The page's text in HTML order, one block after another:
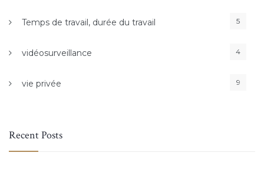
Temps de travail, durée du travail 5
vidéosurveillance 4
vie privée 9
Recent Posts